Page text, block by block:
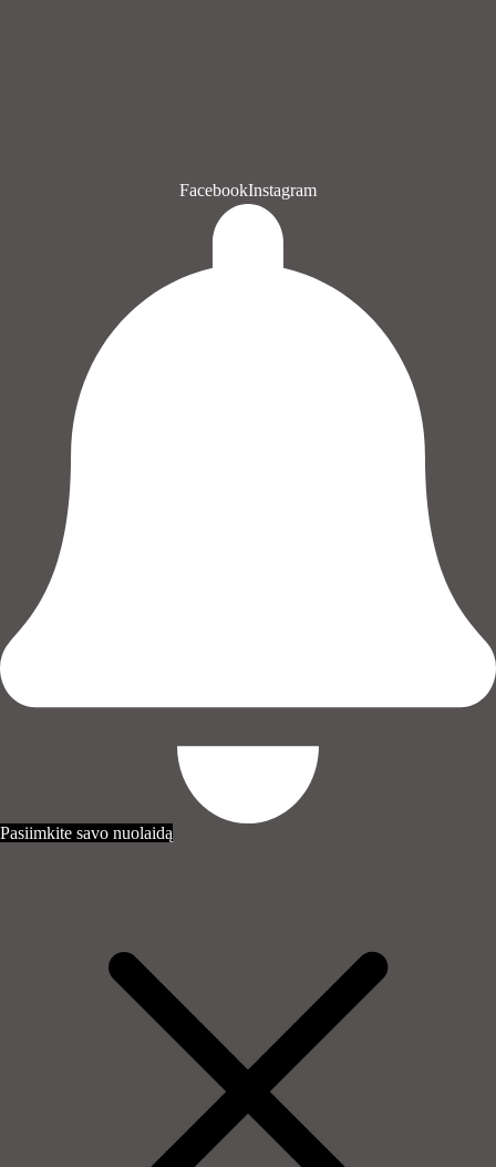
FacebookInstagram
Pasiimkite savo nuolaidą